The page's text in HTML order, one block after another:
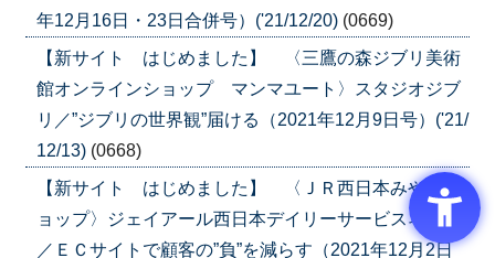
年12月16日・23日合併号）('21/12/20) (0669)
【新サイト はじめました】 〈三鷹の森ジブリ美術
館オンラインショップ マンマユート〉スタジオジブ
リ／”ジブリの世界観”届ける（2021年12月9日号）('21/
12/13) (0668)
【新サイト はじめました】 〈ＪＲ西日本みやげシ
ョップ〉ジェイアール西日本デイリーサービスネット
／ＥＣサイトで顧客の”負”を減らす（2021年12月2日